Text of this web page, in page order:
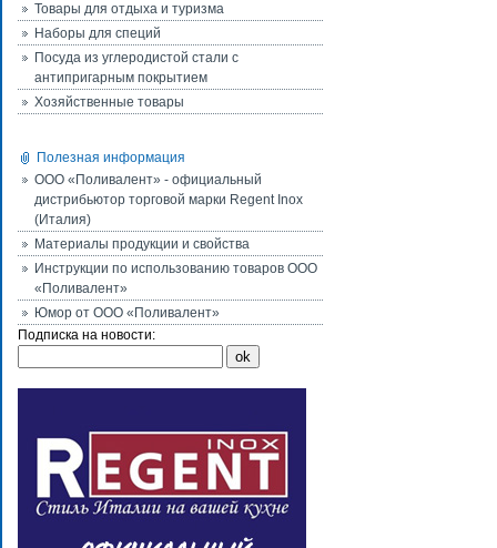
Товары для отдыха и туризма
Наборы для специй
Посуда из углеродистой стали с
антипригарным покрытием
Хозяйственные товары
Полезная информация
ООО «Поливалент» - официальный
дистрибьютор торговой марки Regent Inox
(Италия)
Материалы продукции и свойства
Инструкции по использованию товаров ООО
«Поливалент»
Юмор от ООО «Поливалент»
Подписка на новости: